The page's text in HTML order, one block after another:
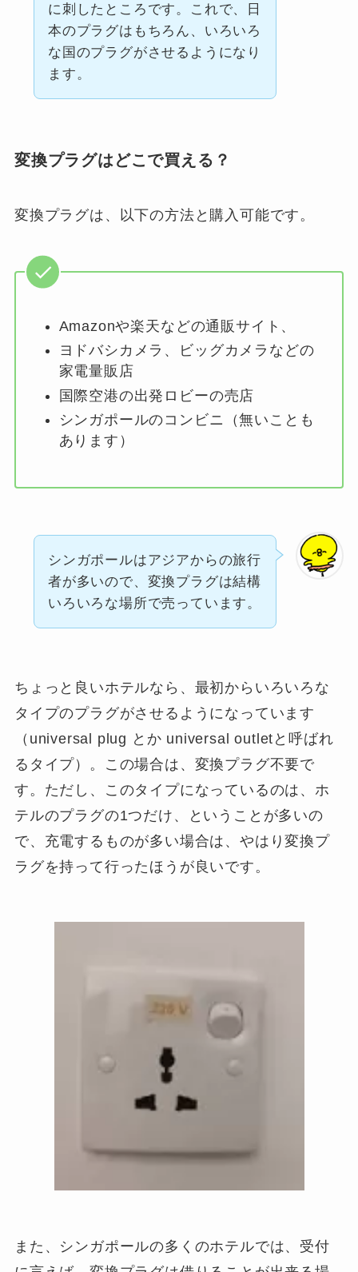
に刺したところです。これで、日
本のプラグはもちろん、いろいろ
な国のプラグがさせるようになり
ます。
変換プラグはどこで買える？
変換プラグは、以下の方法と購入可能です。
Amazonや楽天などの通販サイト、
ヨドバシカメラ、ビッグカメラなどの
家電量販店
国際空港の出発ロビーの売店
シンガポールのコンビニ（無いことも
あります）
シンガポールはアジアからの旅行
者が多いので、変換プラグは結構
いろいろな場所で売っています。
ちょっと良いホテルなら、最初からいろいろな
タイプのプラグがさせるようになっています
（universal plug とか universal outletと呼ばれ
るタイプ）。この場合は、変換プラグ不要で
す。ただし、このタイプになっているのは、ホ
テルのプラグの1つだけ、ということが多いの
で、充電するものが多い場合は、やはり変換プ
ラグを持って行ったほうが良いです。
また、シンガポールの多くのホテルでは、受付